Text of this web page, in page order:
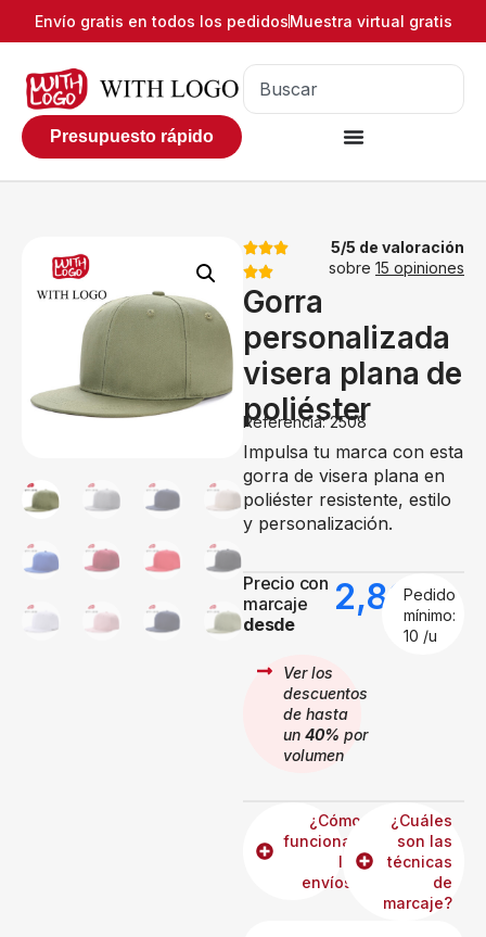
Envío gratis en todos los pedidosMuestra virtual gratis
Presupuesto rápido
5/5 de valoración
sobre 15 opiniones
Gorra
personalizada
visera plana de
poliéster
Referencia: 2508
Impulsa tu marca con esta
gorra de visera plana en
poliéster resistente, estilo
y personalización.
Precio con
marcaje
desde
2,89€
Pedido
mínimo:
10 /u
Ver los
descuentos
de hasta
un 40% por
volumen
¿Cómo
funcionan
los
envíos?
¿Cuáles
son las
técnicas
de
marcaje?